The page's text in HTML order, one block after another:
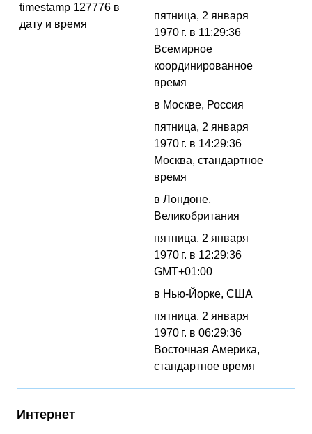
timestamp 127776 в
дату и время
пятница, 2 января
1970 г. в 11:29:36
Всемирное
координированное
время
в Москве, Россия
пятница, 2 января
1970 г. в 14:29:36
Москва, стандартное
время
в Лондоне,
Великобритания
пятница, 2 января
1970 г. в 12:29:36
GMT+01:00
в Нью-Йорке, США
пятница, 2 января
1970 г. в 06:29:36
Восточная Америка,
стандартное время
Интернет